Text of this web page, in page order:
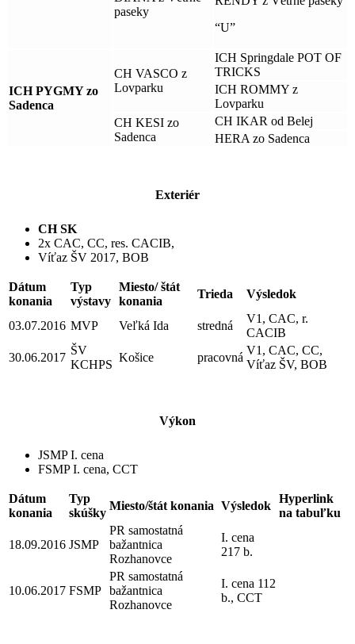
paseky
“U”
ICH PYGMY zo
Sadenca
CH VASCO z
Lovparku
ICH Springdale POT OF
TRICKS
ICH ROMMY z
Lovparku
CH KESI zo
Sadenca
CH IKAR od Belej
HERA zo Sadenca
Exteriér
CH SK
2x CAC, CC, res. CACIB,
Víťaz ŠV 2017, BOB
Dátum
konania
Typ
výstavy
Miesto/ štát
konania
Trieda Výsledok
03.07.2016 MVP Veľká Ida stredná
V1, CAC, r.
CACIB
30.06.2017
ŠV
KCHPS
Košice pracovná
V1, CAC, CC,
Víťaz ŠV, BOB
Výkon
JSMP I. cena
FSMP I. cena, CCT
Dátum
konania
Typ
skúšky
Miesto/štát konania Výsledok
Hyperlink
na tabuľku
18.09.2016 JSMP
PR samostatná
bažantnica
Rozhanovce
I. cena
217 b.
10.06.2017 FSMP
PR samostatná
bažantnica
Rozhanovce
I. cena 112
b., CCT